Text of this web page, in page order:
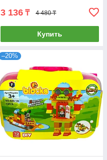
3 136 ₸ 4 480 ₸
Купить
–20%